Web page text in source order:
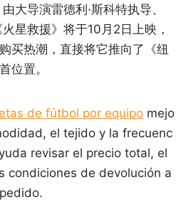
大导演雷德利·斯科特执导、
星救援》将于10月2日上映，
买热潮，直接将它推向了《纽
位置。
de fútbol por equipo mejo
el tejido y la frecuenc
revisar el precio total, el
condiciones de devolución a